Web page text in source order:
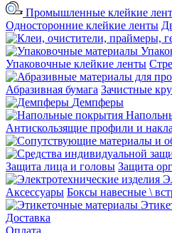
Промышленные клейкие
Односторонние клейкие ленты
Упаковочные клейкие ленты
Абразивная бумага Зачистные
Демпферы
Aнтискользящие профили и
Защита лица и головы Защита
Аксессуары Боксы навесные \
Доставка